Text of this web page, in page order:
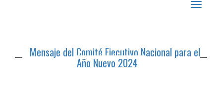
Toggle
Mensaje del Comité Ejecutivo Nacional para el
Año Nuevo 2024